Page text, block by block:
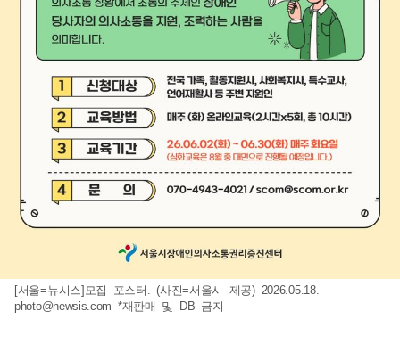
[서울=뉴시스]모집 포스터. (사진=서울시 제공) 2026.05.18.
photo@newsis.com *재판매 및 DB 금지